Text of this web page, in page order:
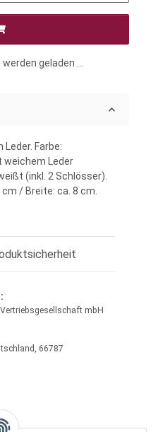
geladen ...
Farbe:
Leder
(inkl. 2 Schlösser).
/ Breite: ca. 8 cm.
mbH
66787